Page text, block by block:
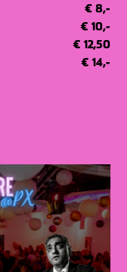
€ 8,-
€ 10,-
€ 12,50
€ 14,-